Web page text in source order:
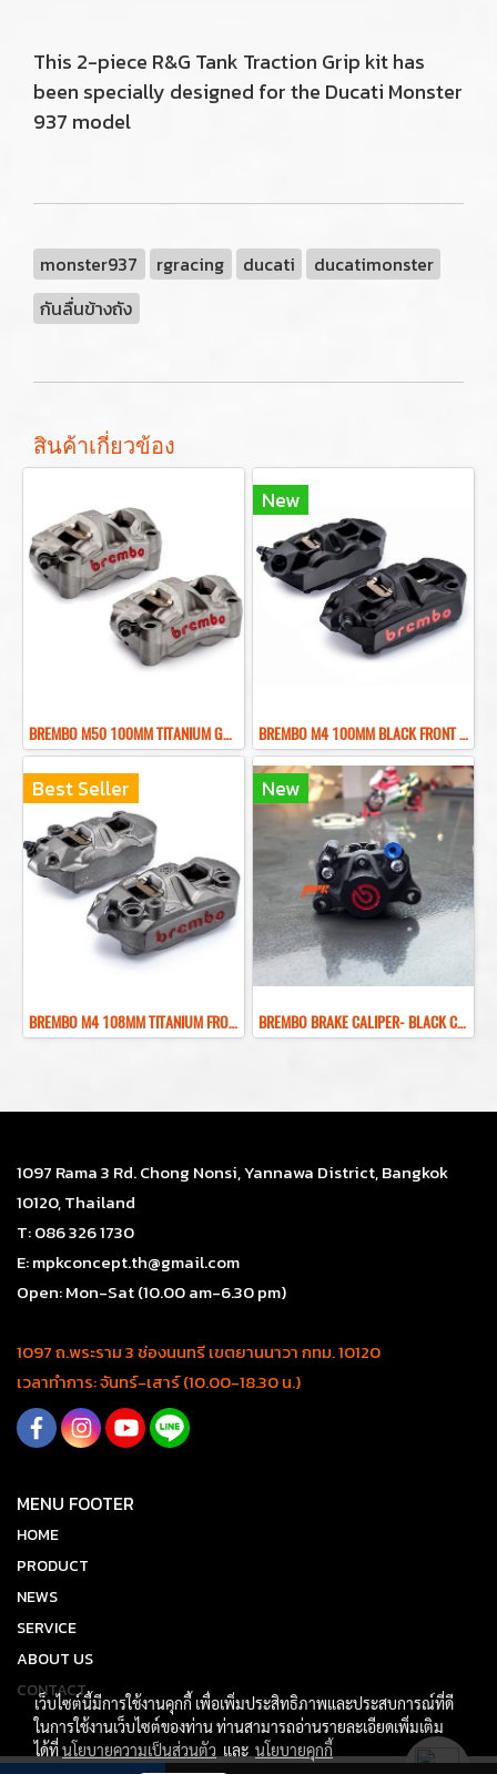
This 2-piece R&G Tank Traction Grip kit has
been specially designed for the Ducati Monster
937 model
monster937 rgracing ducati
ducatimonster
กันลื่นข้างถัง
สินค้าเกี่ยวข้อง
BREMBO M50 100MM TITANIUM GRAY FRONT BRAKE CALIPER ปั๊มเบรคเบรมโบ้สีเทา 100MM
New
BREMBO M4 100MM BLACK FRONT BRAKE CALIPER ปั๊มเบรคเบรมโบ้สีดำ 100MM
Best Seller
BREMBO M4 108MM TITANIUM FRONT BRAKE CALIPER ปั๊มเบรคเบรมโบ้สีไทเทเนียม 108MM
New
ฺBREMBO BRAKE CALIPER- BLACK COLOR REAR BRAKE RED LOGO
1097 Rama 3 Rd. Chong Nonsi, Yannawa District, Bangkok
10120, Thailand
T: 086 326 1730
E: mpkconcept.th@gmail.com
Open: Mon-Sat (10.00 am-6.30 pm)
1097 ถ.พระราม 3 ช่องนนทรี เขตยานนาวา กทม. 10120
เวลาทำการ: จันทร์-เสาร์ (10.00-18.30 น.)
MENU FOOTER
HOME
PRODUCT
NEWS
SERVICE
ABOUT US
CONTACT
เว็บไซต์นี้มีการใช้งานคุกกี้ เพื่อเพิ่มประสิทธิภาพและประสบการณ์ที่ดี
ในการใช้งานเว็บไซต์ของท่าน ท่านสามารถอ่านรายละเอียดเพิ่มเติม
ได้ที่นโยบายความเป็นส่วนตัว และ นโยบายคุกกี้